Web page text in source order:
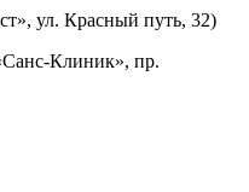
ул. Красный путь, 32)
Клиник», пр.